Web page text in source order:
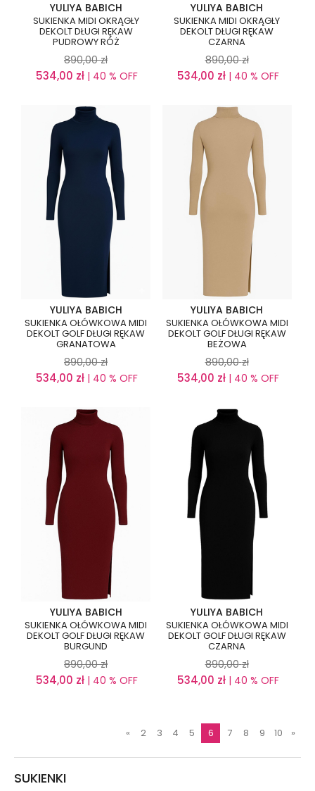
YULIYA BABICH
SUKIENKA MIDI OKRĄGŁY
DEKOLT DŁUGI RĘKAW
PUDROWY RÓŻ
890,00 zł
534,00 zł | 40 % OFF
YULIYA BABICH
SUKIENKA MIDI OKRĄGŁY
DEKOLT DŁUGI RĘKAW
CZARNA
890,00 zł
534,00 zł| 40 % OFF
YULIYA BABICH
SUKIENKA OŁÓWKOWA MIDI
DEKOLT GOLF DŁUGI RĘKAW
GRANATOWA
890,00 zł
534,00 zł | 40 % OFF
YULIYA BABICH
SUKIENKA OŁÓWKOWA MIDI
DEKOLT GOLF DŁUGI RĘKAW
BEŻOWA
890,00 zł
534,00 zł| 40 % OFF
YULIYA BABICH
SUKIENKA OŁÓWKOWA MIDI
DEKOLT GOLF DŁUGI RĘKAW
BURGUND
890,00 zł
534,00 zł | 40 % OFF
YULIYA BABICH
SUKIENKA OŁÓWKOWA MIDI
DEKOLT GOLF DŁUGI RĘKAW
CZARNA
890,00 zł
534,00 zł| 40 % OFF
« 2 3 4 5 6 7 8 9 10 »
SUKIENKI